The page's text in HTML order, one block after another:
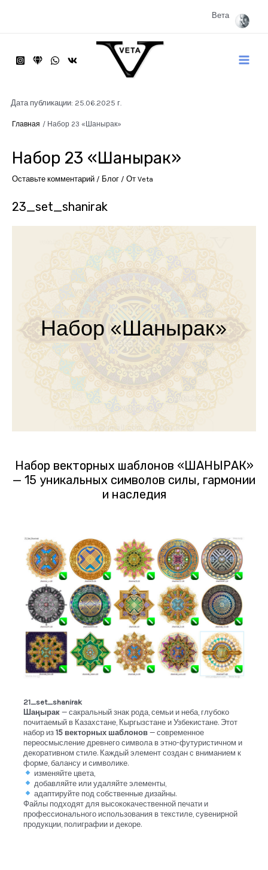
Вета
Main
Дата публикации: 25.06.2025 г.
Главная Набор 23 «Шанырак»
Набор 23 «Шанырак»
Оставьте комментарий / Блог / От Veta
23_set_shanirak
Набор «Шанырак»
Набор векторных шаблонов «ШАНЫРАК»
— 15 уникальных символов силы, гармонии
и наследия
21_set_shanirak
Шаңырак — сакральный знак рода, семьи и неба, глубоко
почитаемый в Казахстане, Кыргызстане и Узбекистане. Этот
набор из15 векторных шаблонов — современное
переосмысление древнего символа в этно-футуристичном и
декоративном стиле. Каждый элемент создан с вниманием к
форме, балансу и символике.
изменяйте цвета,
добавляйте или удаляйте элементы,
адаптируйте под собственные дизайны.
Файлы подходят для высококачественной печати и
профессионального использования в текстиле, сувенирной
продукции, полиграфии и декоре.